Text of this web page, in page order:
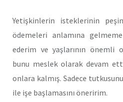
Yetişkinlerin isteklerinin
ödemeleri anlamına
ederim ve yaşlarının önemli
bunu meslek olarak devam
onlara kalmış. Sadece
ile işe başlamasını öneririm.